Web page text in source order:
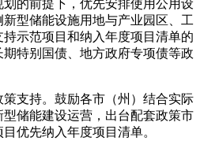
的前提下，优先安排使用公用设
型储能设施用地与产业园区、工
示范项目和纳入年度项目清单的
特别国债、地方政府专项债等政
策支持。鼓励各市（州）结合实际
储能建设运营，出台配套政策市
优先纳入年度项目清单。